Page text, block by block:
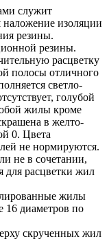
служит
наложение изоляции
резины.
резины.
расцветку
полосы отличного
светло-
голубой
жилы кроме
в желто-
0. Цвета
не нормируются.
не в сочетании,
для расцветки жил
жилы
16 диаметров по
скрученных жил